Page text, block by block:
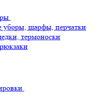
уборы, шарфы, перчатки
термоноски